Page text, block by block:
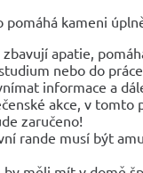
kameni
apatie,
nebo do práce
informace a
akce, v
zaručeno!
rande musí být